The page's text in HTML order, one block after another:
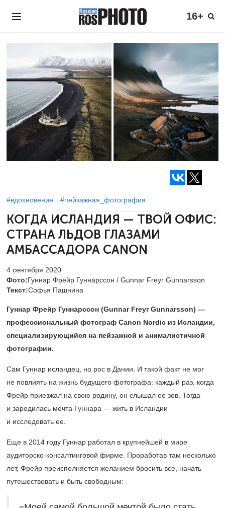
16+
#вдохновение #пейзажная_фотография
КОГДА ИСЛАНДИЯ — ТВОЙ ОФИС:
СТРАНА ЛЬДОВ ГЛАЗАМИ
АМБАССАДОРА CANON
4 сентября 2020
Фото:Гуннар Фрейр Гуннарссон / Gunnar Freyr Gunnarsson
Текст:Софья Пашнина
Гуннар Фрейр Гуннарссон (Gunnar Freyr Gunnarsson) —
профессиональный фотограф Canon Nordic из Исландии,
специализирующийся на пейзажной и анималистичной
фотографии.
Сам Гуннар исландец, но рос в Дании. И такой факт не мог
не повлиять на жизнь будущего фотографа: каждый раз, когда
Фрейр приезжал на свою родину, он слышал ее зов. Тогда
и зародилась мечта Гуннара — жить в Исландии
и исследовать ее.
Еще в 2014 году Гуннар работал в крупнейшей в мире
аудиторско-консалтинговой фирме. Проработав там несколько
лет, Фрейр преисполняется желанием бросить все, начать
путешествовать и быть свободным: